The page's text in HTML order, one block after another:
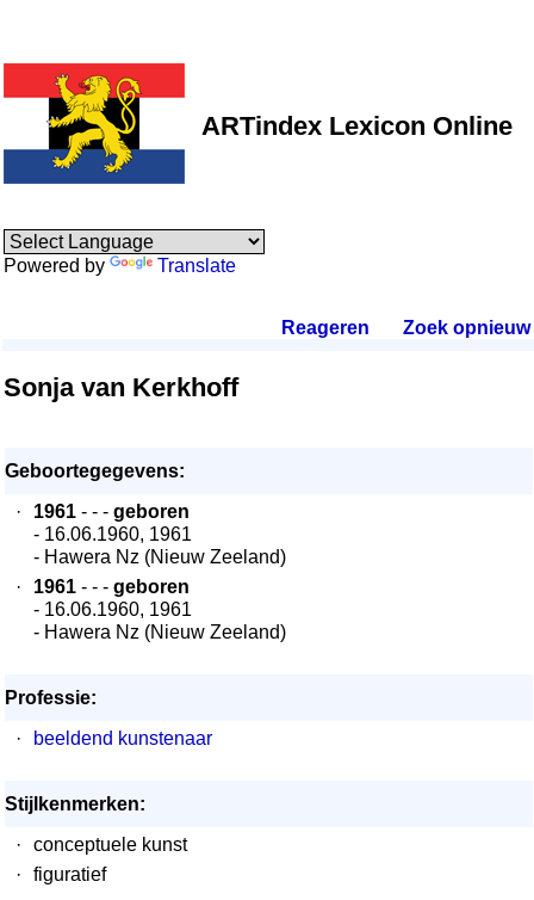
ARTindex Lexicon Online
Powered by Translate
Reageren Zoek opnieuw.
Sonja van Kerkhoff
Geboortegegevens:
·
1961 - - - geboren
- 16.06.1960, 1961
- Hawera Nz (Nieuw Zeeland)
·
1961 - - - geboren
- 16.06.1960, 1961
- Hawera Nz (Nieuw Zeeland)
Professie:
·
beeldend kunstenaar
Stijlkenmerken:
·
conceptuele kunst
·
figuratief